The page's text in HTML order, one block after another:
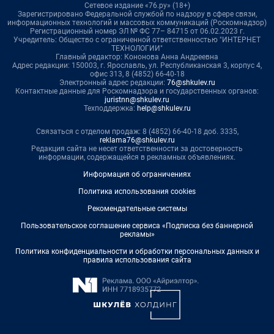
Сетевое издание «76.ру» (18+)
Зарегистрировано Федеральной службой по надзору в сфере связи,
информационных технологий и массовых коммуникаций (Роскомнадзор)
Регистрационный номер ЭЛ № ФС 77– 84715 от 06.02.2023 г.
Учредитель: Общество с ограниченной ответственностью "ИНТЕРНЕТ
ТЕХНОЛОГИИ"
Главный редактор: Кононова Анна Андреевна
Адрес редакции: 150003, г. Ярославль, ул. Республиканская 3, корпус 4,
офис 313, 8 (4852) 66-40-18
Электронный адрес редакции: 76@shkulev.ru
Контактные данные для Роскомнадзора и государственных органов:
juristnn@shkulev.ru
Техподдержка: help@shkulev.ru
Связаться с отделом продаж: 8 (4852) 66-40-18 доб. 3335,
reklama76@shkulev.ru
Редакция сайта не несет ответственности за достоверность
информации, содержащейся в рекламных объявлениях.
Информация об ограничениях
Политика использования cookies
Рекомендательные системы
Пользовательское соглашение сервиса «Подписка без баннерной
рекламы»
Политика конфиденциальности и обработки персональных данных и
правила использования сайта